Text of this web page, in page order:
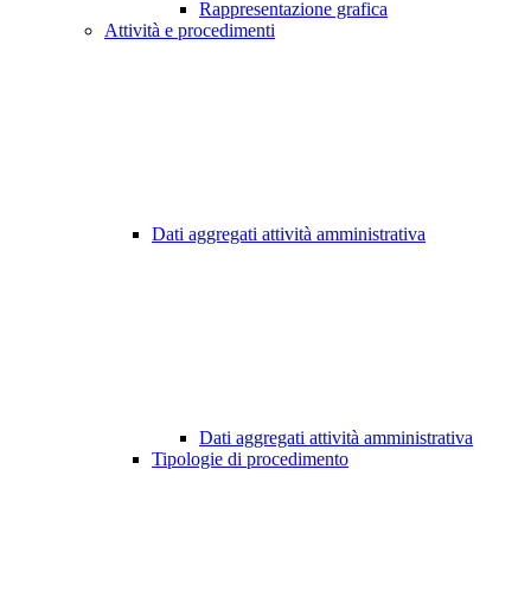
Rappresentazione grafica
Attività e procedimenti
Dati aggregati attività amministrativa
Dati aggregati attività amministrativa
Tipologie di procedimento